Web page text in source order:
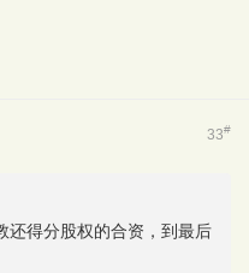
33#
还得分股权的合资，到最后